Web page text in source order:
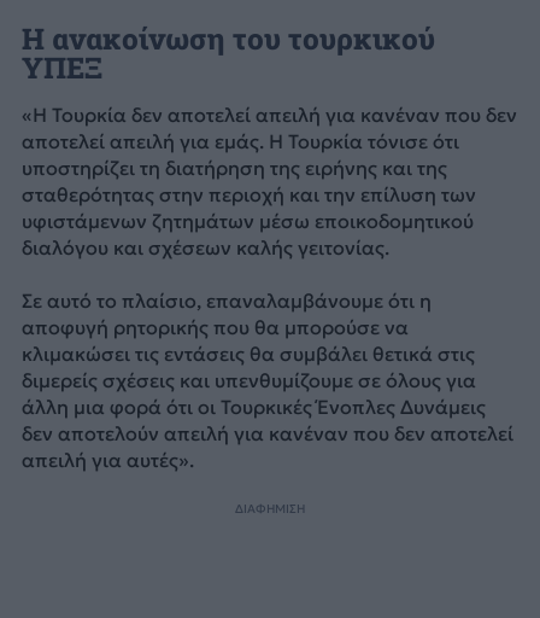
Η ανακοίνωση του τουρκικού
ΥΠΕΞ
«Η Τουρκία δεν αποτελεί απειλή για κανέναν που δεν
αποτελεί απειλή για εμάς. Η Τουρκία τόνισε ότι
υποστηρίζει τη διατήρηση της ειρήνης και της
σταθερότητας στην περιοχή και την επίλυση των
υφιστάμενων ζητημάτων μέσω εποικοδομητικού
διαλόγου και σχέσεων καλής γειτονίας.
Σε αυτό το πλαίσιο, επαναλαμβάνουμε ότι η
αποφυγή ρητορικής που θα μπορούσε να
κλιμακώσει τις εντάσεις θα συμβάλει θετικά στις
διμερείς σχέσεις και υπενθυμίζουμε σε όλους για
άλλη μια φορά ότι οι Τουρκικές Ένοπλες Δυνάμεις
δεν αποτελούν απειλή για κανέναν που δεν αποτελεί
απειλή για αυτές».
ΔΙΑΦΗΜΙΣΗ